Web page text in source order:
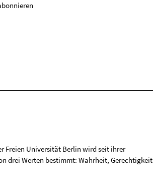
Freien Universität Berlin wird seit ihrer
drei Werten bestimmt: Wahrheit, Gerechtigkeit